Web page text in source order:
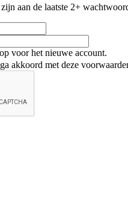
aan de laatste 2+
voor het nieuwe account.
akkoord met deze